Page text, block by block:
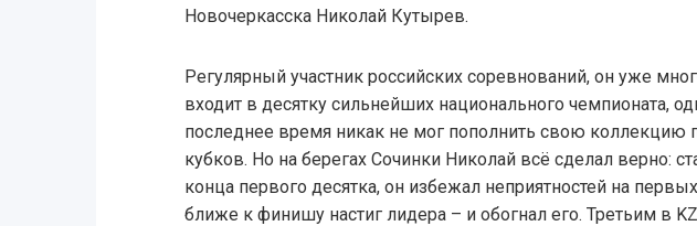
Новочеркасска Николай Кутырев.
Регулярный участник российских соревнований, он уже
входит в десятку сильнейших национального чемпионата,
последнее время никак не мог пополнить свою коллекцию
кубков. Но на берегах Сочинки Николай всё сделал верно:
конца первого десятка, он избежал неприятностей на
ближе к финишу настиг лидера – и обогнал его. Третьим в